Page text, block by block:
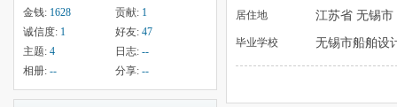
金钱: 1628 贡献: 1
诚信度: 1 好友: 47
主题: 4 日志: --
相册: -- 分享: --
居住地 江苏省 无锡
毕业学校 无锡市船舶设